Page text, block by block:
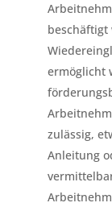
beschäftigt
ermöglicht
zulässig,
Anleitung